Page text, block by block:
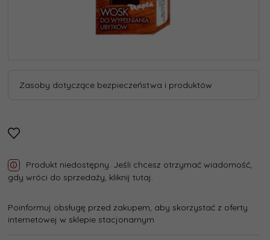
Zasoby dotyczące bezpieczeństwa i produktów
Produkt niedostępny. Jeśli chcesz otrzymać wiadomość,
gdy wróci do sprzedaży, kliknij tutaj.
Poinformuj obsługę przed zakupem, aby skorzystać z oferty
internetowej w sklepie stacjonarnym